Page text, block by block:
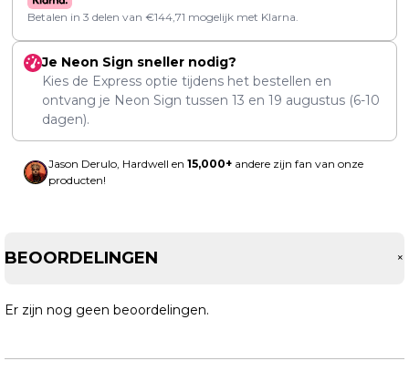
Betalen in 3 delen van €144,71 mogelijk met Klarna.
Je Neon Sign sneller nodig?
Kies de Express optie tijdens het bestellen en
ontvang je Neon Sign tussen 13 en 19 augustus (6-10
dagen).
Jason Derulo, Hardwell en 15,000+ andere zijn fan van onze
producten!
BEOORDELINGEN +
Er zijn nog geen beoordelingen.